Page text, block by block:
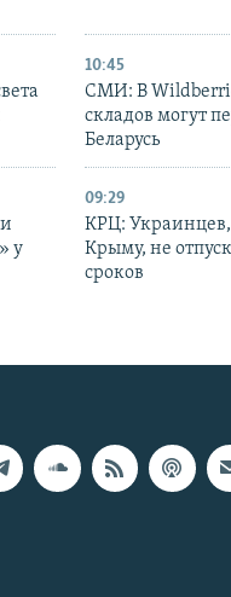
10:45
СМИ: В
складов могут
Беларусь
у
09:29
КРЦ:
Крыму, не
сроков